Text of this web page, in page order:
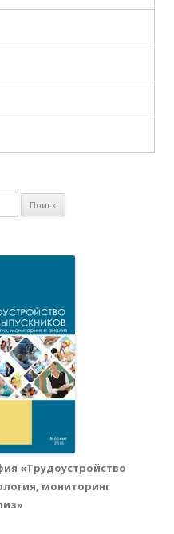
«Трудоустройство
мониторинг